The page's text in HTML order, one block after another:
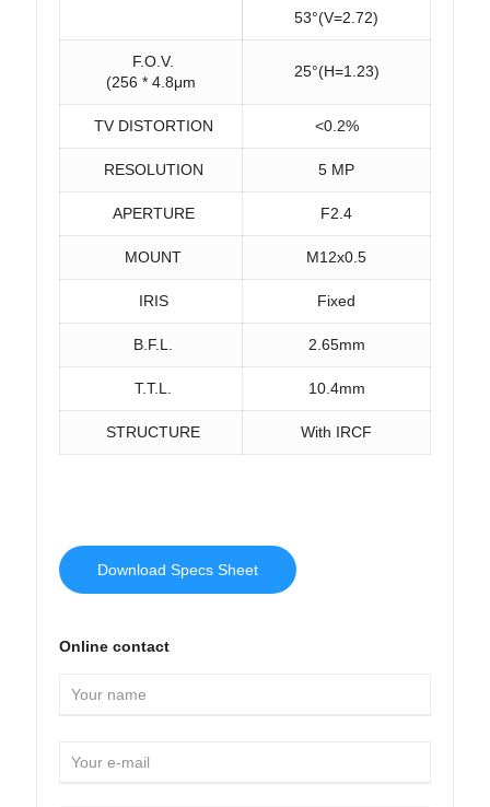
53°(V=2.72)
F.O.V.
(256 * 4.8μm
25°(H=1.23)
TV DISTORTION <0.2%
RESOLUTION 5 MP
APERTURE F2.4
MOUNT M12x0.5
IRIS Fixed
B.F.L. 2.65mm
T.T.L. 10.4mm
STRUCTURE With IRCF
Download Specs Sheet
Online contact